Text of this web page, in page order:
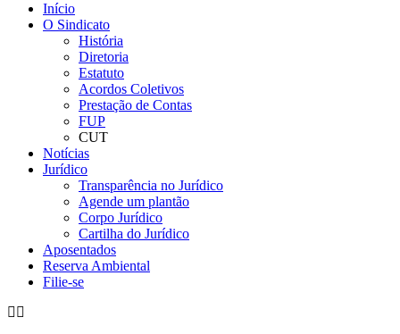
Início
O Sindicato
História
Diretoria
Estatuto
Acordos Coletivos
Prestação de Contas
FUP
CUT
Notícias
Jurídico
Transparência no Jurídico
Agende um plantão
Corpo Jurídico
Cartilha do Jurídico
Aposentados
Reserva Ambiental
Filie-se